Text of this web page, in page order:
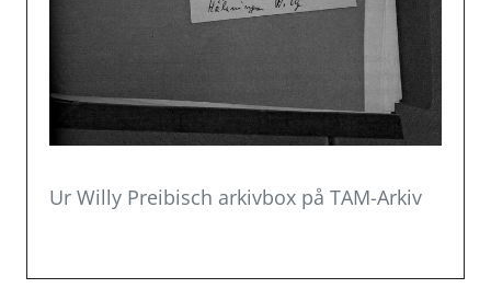
Ur Willy Preibisch arkivbox på TAM-Arkiv